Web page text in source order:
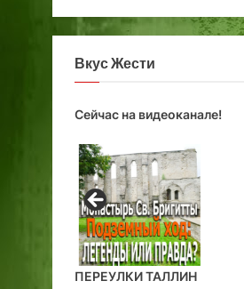
Вкус Жести
Сейчас на видеоканале!
ПЕРЕУЛКИ ТАЛЛИН